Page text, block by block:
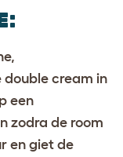
:
cream in
een
zodra de room
en giet de